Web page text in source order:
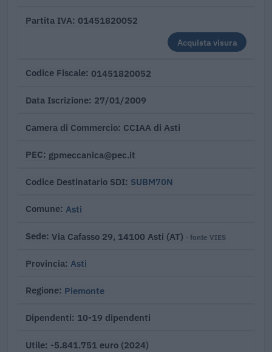
Partita IVA 01451820052
Acquista visura
Codice Fiscale 01451820052
Data Iscrizione 27/01/2009
Camera di Commercio CCIAA di Asti
PEC gpmeccanica@pec.it
Codice Destinatario SDI SUBM70N
Comune Asti
Sede Via Cafasso 29, 14100 Asti (AT) · fonte VIES
Provincia Asti
Regione Piemonte
Dipendenti 10-19 dipendenti
Utile -5.841.751 euro (2024)